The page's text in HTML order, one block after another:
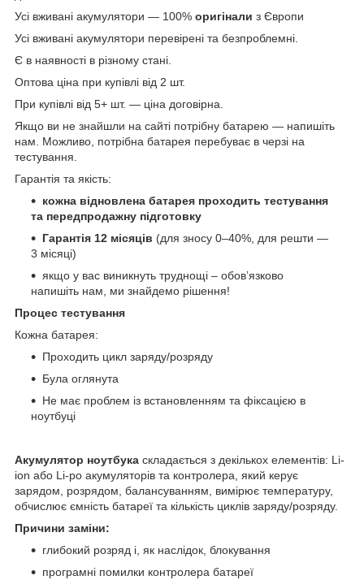
Усі вживані акумулятори — 100% оригінали з Європи
Усі вживані акумулятори перевірені та безпроблемні.
Є в наявності в різному стані.
Оптова ціна при купівлі від 2 шт.
При купівлі від 5+ шт. — ціна договірна.
Якщо ви не знайшли на сайті потрібну батарею — напишіть
нам. Можливо, потрібна батарея перебуває в черзі на
тестування.
Гарантія та якість:
кожна відновлена батарея проходить тестування
та передпродажну підготовку
Гарантія 12 місяців (для зносу 0–40%, для решти —
3 місяці)
якщо у вас виникнуть труднощі – обов’язково
напишіть нам, ми знайдемо рішення!
Процес тестування
Кожна батарея:
Проходить цикл заряду/розряду
Була оглянута
Не має проблем із встановленням та фіксацією в
ноутбуці
Акумулятор ноутбука складається з декількох елементів: Li-
ion або Li-po акумуляторів та контролера, який керує
зарядом, розрядом, балансуванням, вимірює температуру,
обчислює ємність батареї та кількість циклів заряду/розряду.
Причини заміни:
глибокий розряд і, як наслідок, блокування
програмні помилки контролера батареї